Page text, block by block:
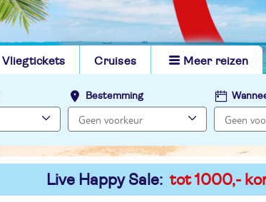
Vliegtickets Cruises Meer reizen
Bestemming
Live Happy Sale: tot 1000,-